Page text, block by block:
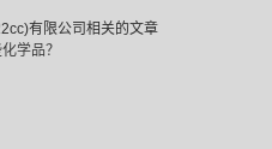
有限公司相关的文章
学品？